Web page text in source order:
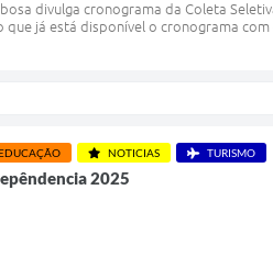
divulga cronograma da Coleta
já está disponível o cronograma
NOTICIAS TURISMO
2025